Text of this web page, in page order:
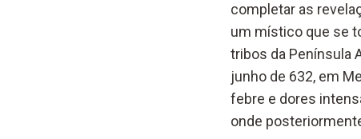
completar as
um místico que se
tribos da Península
junho de 632, em
febre e dores
onde